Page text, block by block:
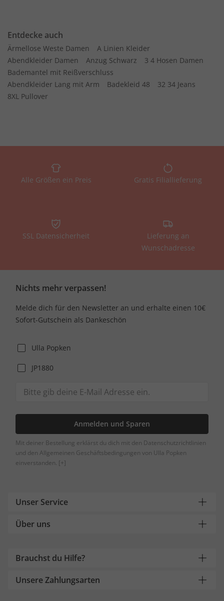
Entdecke auch
Ärmellose Weste Damen
A Linien Kleider
Abendkleider Damen
Anzug Schwarz
3 4 Hosen Damen
Bademantel mit Reißverschluss
Abendkleider Lang mit Arm
Badekleid 48
32 34 Jeans
8XL Pullover
Alle Größen ein Preis Gratis Filiallieferung
SSL Datensicherheit
Lieferung an
Wunschadresse
Nichts mehr verpassen!
Melde dich für den Newsletter an und erhalte einen 10€
Sofort-Gutschein als Dankeschön
Ulla Popken
JP1880
Anmelden und Sparen
Mit deiner Bestellung erklärst du dich mit den Datenschutzrichtlinien
und den Allgemeinen Geschäftsbedingungen von Ulla Popken
einverstanden. [+]
Unser Service
Über uns
Brauchst du Hilfe?
Unsere Zahlungsarten